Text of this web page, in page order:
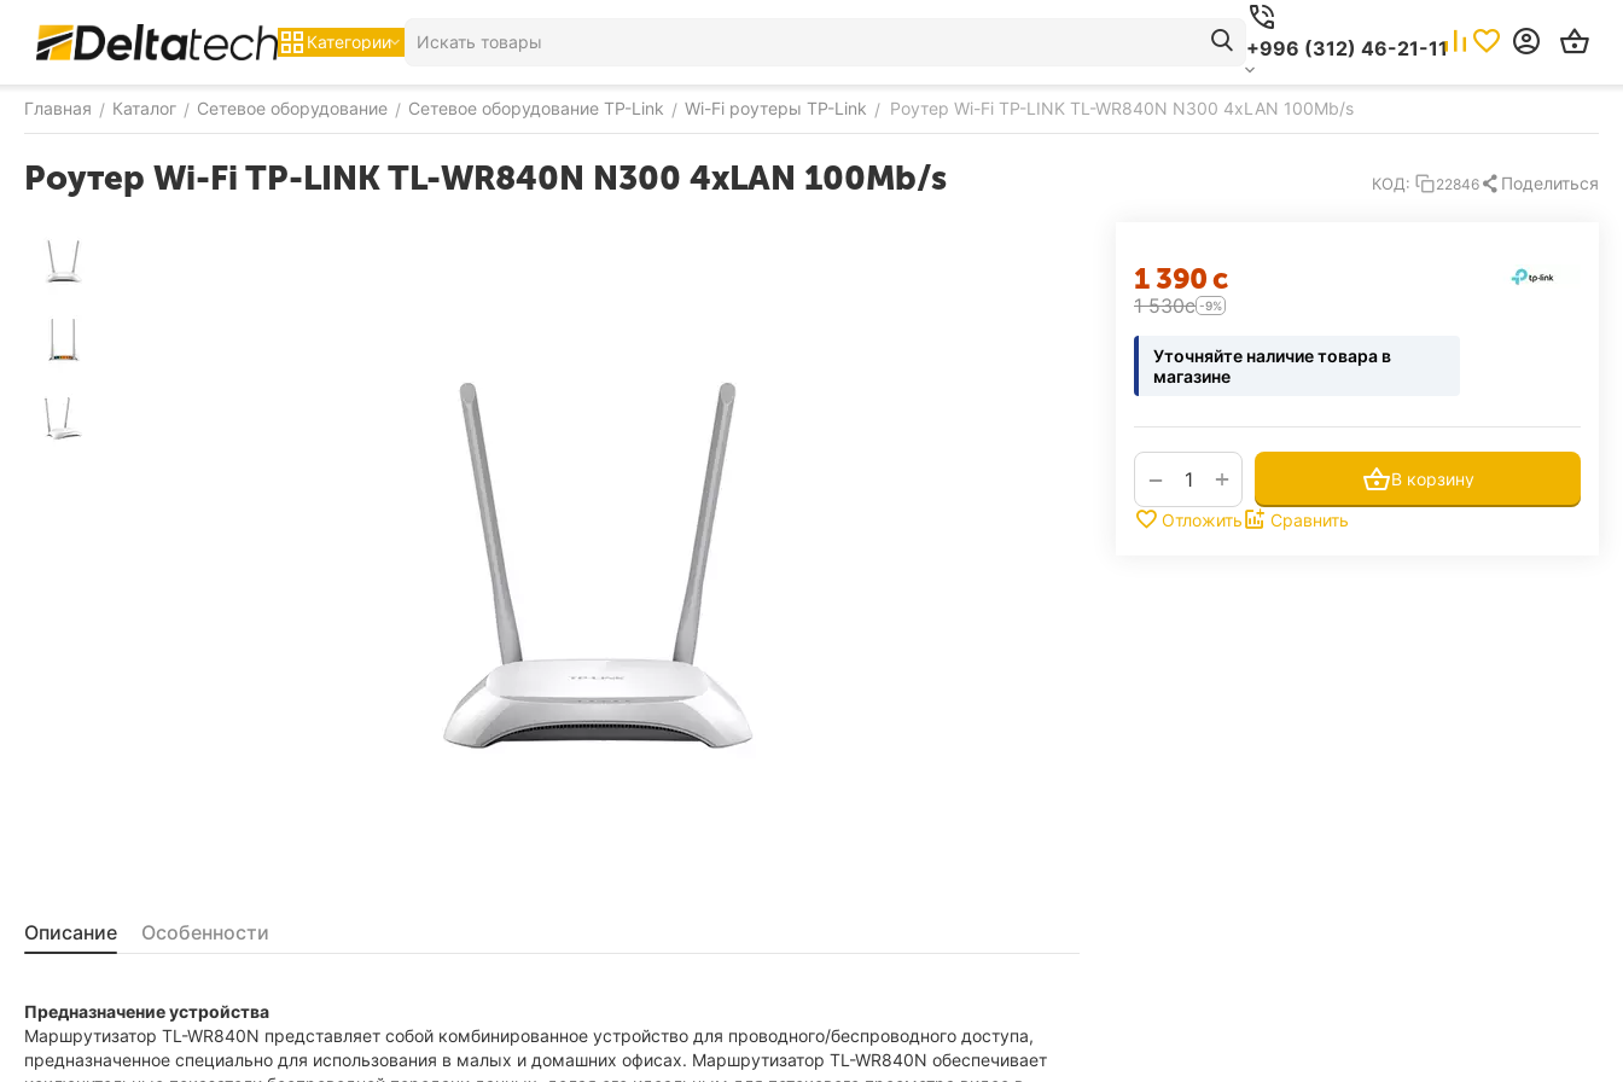
Категории +996 (312) 46-21-11
Главная / Каталог / Сетевое оборудование / Сетевое оборудование TP-Link / Wi-Fi роутеры TP-Link / Роутер Wi-Fi TP-LINK TL-WR840N N300 4xLAN 100Mb/s
Роутер Wi-Fi TP-LINK TL-WR840N N300 4xLAN 100Mb/s КОД: 22846 Поделиться
1 390с
1 530с -9%
Уточняйте наличие товара в
магазине
+
−
В корзину
Отложить
Сравнить
Описание Особенности
Предназначение устройства
Маршрутизатор TL-WR840N представляет собой комбинированное устройство для проводного/беспроводного доступа,
предназначенное специально для использования в малых и домашних офисах. Маршрутизатор TL-WR840N обеспечивает